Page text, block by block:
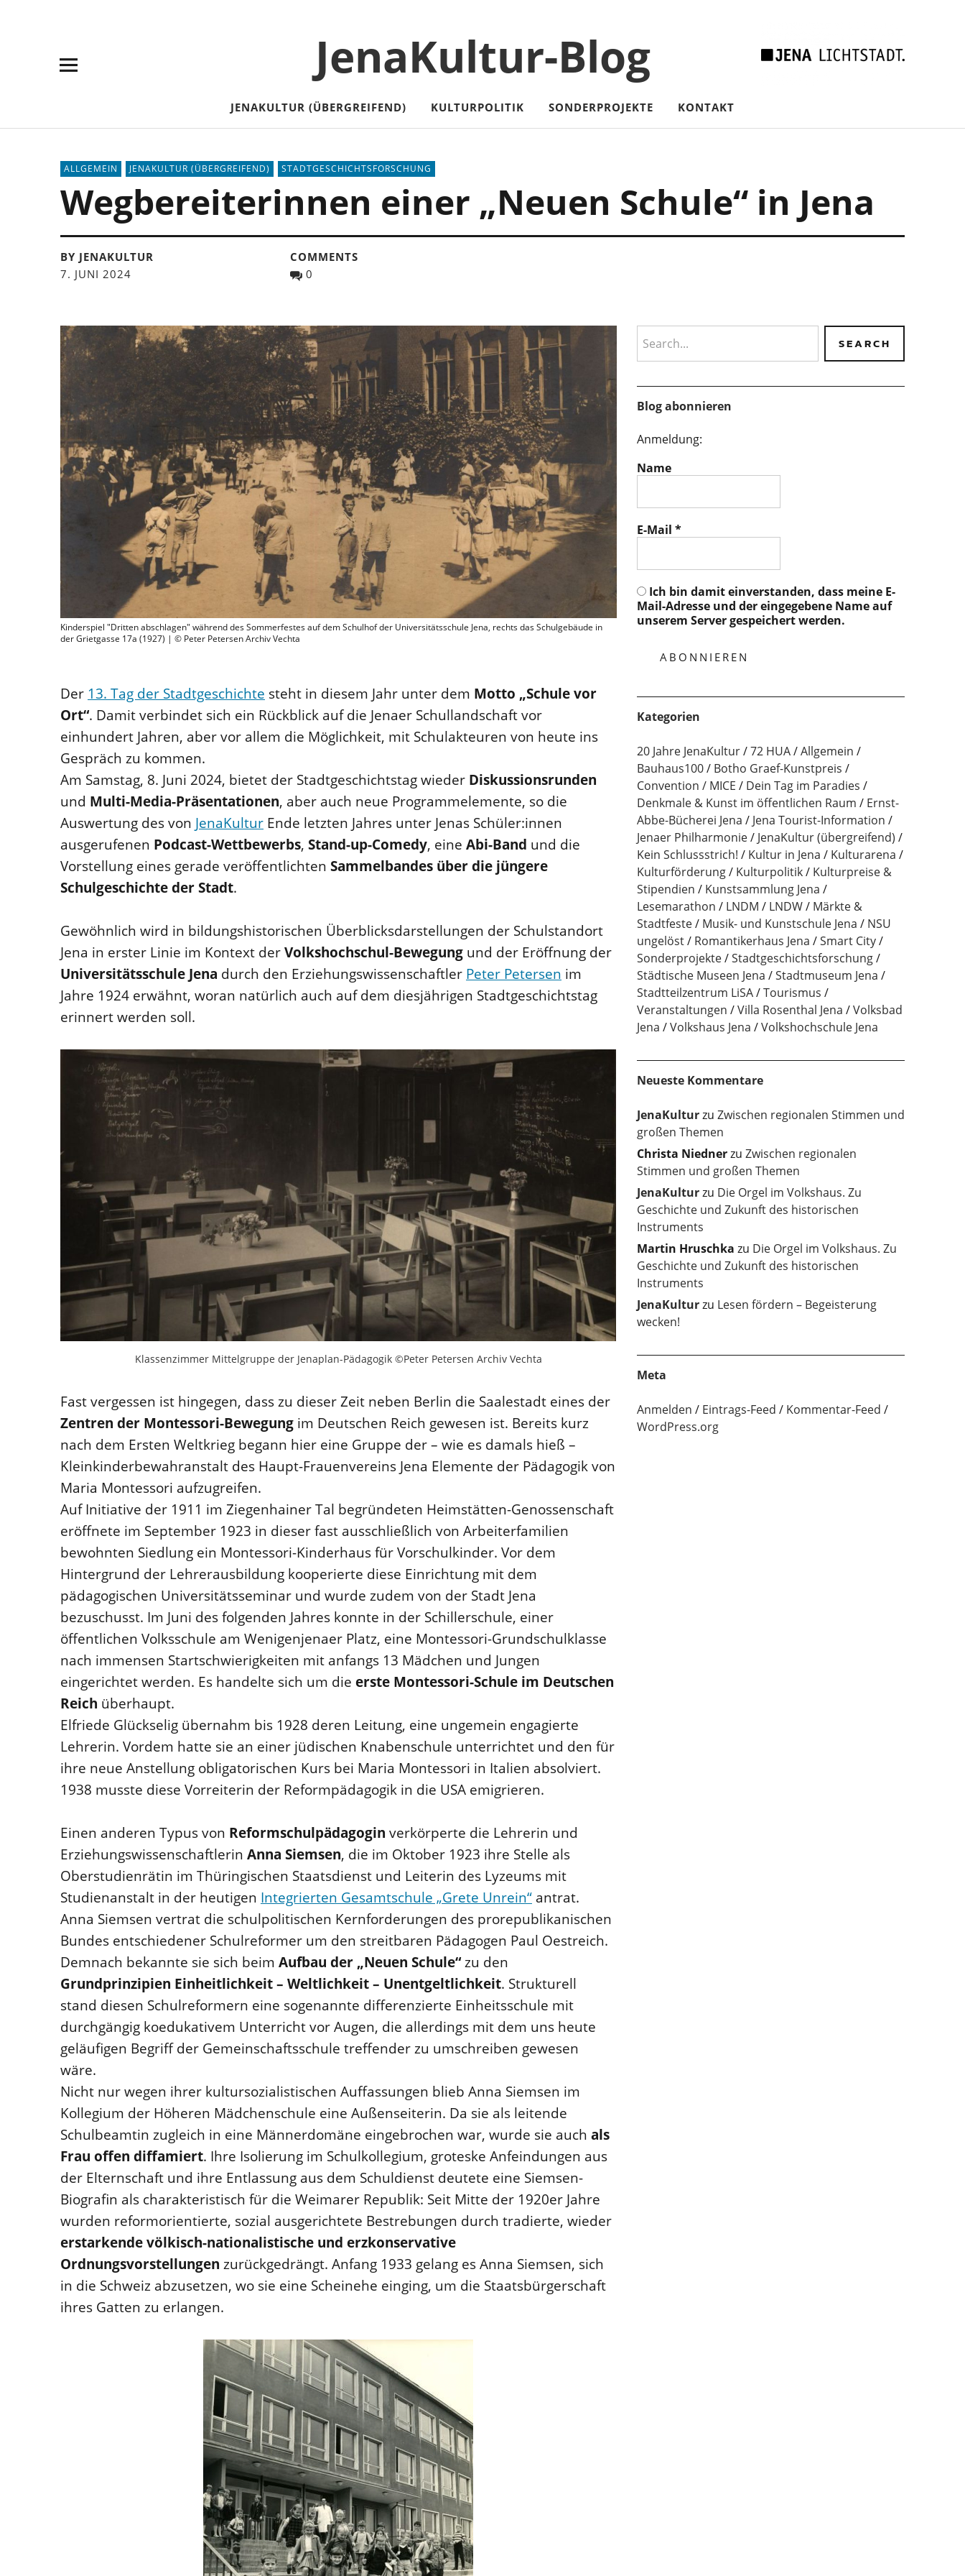
JenaKultur-Blog
JENAKULTUR (ÜBERGREIFEND) KULTURPOLITIK SONDERPROJEKTE KONTAKT
ALLGEMEIN JENAKULTUR (ÜBERGREIFEND) STADTGESCHICHTSFORSCHUNG
Wegbereiterinnen einer „Neuen Schule“ in Jena
BY JENAKULTUR
7. JUNI 2024
COMMENTS
0
Kinderspiel "Dritten abschlagen" während des Sommerfestes auf dem Schulhof der Universitätsschule Jena, rechts das Schulgebäude in
der Grietgasse 17a (1927) | © Peter Petersen Archiv Vechta
Der 13. Tag der Stadtgeschichte steht in diesem Jahr unter dem Motto „Schule vor
Ort“. Damit verbindet sich ein Rückblick auf die Jenaer Schullandschaft vor
einhundert Jahren, aber vor allem die Möglichkeit, mit Schulakteuren von heute ins
Gespräch zu kommen.
Am Samstag, 8. Juni 2024, bietet der Stadtgeschichtstag wieder Diskussionsrunden
und Multi-Media-Präsentationen, aber auch neue Programmelemente, so die
Auswertung des von JenaKultur Ende letzten Jahres unter Jenas Schüler:innen
ausgerufenen Podcast-Wettbewerbs, Stand-up-Comedy, eine Abi-Band und die
Vorstellung eines gerade veröffentlichten Sammelbandes über die jüngere
Schulgeschichte der Stadt.
Gewöhnlich wird in bildungshistorischen Überblicksdarstellungen der Schulstandort
Jena in erster Linie im Kontext derVolkshochschul-Bewegung und der Eröffnung der
Universitätsschule Jena durch den Erziehungswissenschaftler Peter Petersen im
Jahre 1924 erwähnt, woran natürlich auch auf dem diesjährigen Stadtgeschichtstag
erinnert werden soll.
Klassenzimmer Mittelgruppe der Jenaplan-Pädagogik ©Peter Petersen Archiv Vechta
Fast vergessen ist hingegen, dass zu dieser Zeit neben Berlin die Saalestadt eines der
Zentren der Montessori-Bewegung im Deutschen Reich gewesen ist. Bereits kurz
nach dem Ersten Weltkrieg begann hier eine Gruppe der – wie es damals hieß –
Kleinkinderbewahranstalt des Haupt-Frauenvereins Jena Elemente der Pädagogik von
Maria Montessori aufzugreifen.
Auf Initiative der 1911 im Ziegenhainer Tal begründeten Heimstätten-Genossenschaft
eröffnete im September 1923 in dieser fast ausschließlich von Arbeiterfamilien
bewohnten Siedlung ein Montessori-Kinderhaus für Vorschulkinder. Vor dem
Hintergrund der Lehrerausbildung kooperierte diese Einrichtung mit dem
pädagogischen Universitätsseminar und wurde zudem von der Stadt Jena
bezuschusst. Im Juni des folgenden Jahres konnte in der Schillerschule, einer
öffentlichen Volksschule am Wenigenjenaer Platz, eine Montessori-Grundschulklasse
nach immensen Startschwierigkeiten mit anfangs 13 Mädchen und Jungen
eingerichtet werden. Es handelte sich um die erste Montessori-Schule im Deutschen
Reich überhaupt.
Elfriede Glückselig übernahm bis 1928 deren Leitung, eine ungemein engagierte
Lehrerin. Vordem hatte sie an einer jüdischen Knabenschule unterrichtet und den für
ihre neue Anstellung obligatorischen Kurs bei Maria Montessori in Italien absolviert.
1938 musste diese Vorreiterin der Reformpädagogik in die USA emigrieren.
Einen anderen Typus von Reformschulpädagogin verkörperte die Lehrerin und
Erziehungswissenschaftlerin Anna Siemsen, die im Oktober 1923 ihre Stelle als
Oberstudienrätin im Thüringischen Staatsdienst und Leiterin des Lyzeums mit
Studienanstalt in der heutigen Integrierten Gesamtschule „Grete Unrein“ antrat.
Anna Siemsen vertrat die schulpolitischen Kernforderungen des prorepublikanischen
Bundes entschiedener Schulreformer um den streitbaren Pädagogen Paul Oestreich.
Demnach bekannte sie sich beim Aufbau der „Neuen Schule“zu den
Grundprinzipien Einheitlichkeit – Weltlichkeit – Unentgeltlichkeit. Strukturell
stand diesen Schulreformern eine sogenannte differenzierte Einheitsschule mit
durchgängig koedukativem Unterricht vor Augen, die allerdings mit dem uns heute
geläufigen Begriff der Gemeinschaftsschule treffender zu umschreiben gewesen
wäre.
Nicht nur wegen ihrer kultursozialistischen Auffassungen blieb Anna Siemsen im
Kollegium der Höheren Mädchenschule eine Außenseiterin. Da sie als leitende
Schulbeamtin zugleich in eine Männerdomäne eingebrochen war, wurde sie auch als
Frau offen diffamiert. Ihre Isolierung im Schulkollegium, groteske Anfeindungen aus
der Elternschaft und ihre Entlassung aus dem Schuldienst deutete eine Siemsen-
Biografin als charakteristisch für die Weimarer Republik: Seit Mitte der 1920er Jahre
wurden reformorientierte, sozial ausgerichtete Bestrebungen durch tradierte, wieder
erstarkende völkisch-nationalistische und erzkonservative
Ordnungsvorstellungen zurückgedrängt. Anfang 1933 gelang es Anna Siemsen, sich
in die Schweiz abzusetzen, wo sie eine Scheinehe einging, um die Staatsbürgerschaft
ihres Gatten zu erlangen.
Blog abonnieren
Anmeldung:
Name
E-Mail *
Ich bin damit einverstanden, dass meine E-
Mail-Adresse und der eingegebene Name auf
unserem Server gespeichert werden.
Kategorien
20 Jahre JenaKultur 72 HUA
Allgemein
Bauhaus100
Botho Graef-Kunstpreis
Convention / MICE
Dein Tag im Paradies
Denkmale & Kunst im öffentlichen Raum
Ernst-
Abbe-Bücherei Jena
Jena Tourist-Information
Jenaer Philharmonie
JenaKultur (übergreifend)
Kein Schlussstrich!
Kultur in Jena
Kulturarena
Kulturförderung
Kulturpolitik
Kulturpreise &
Stipendien
Kunstsammlung Jena
Lesemarathon
LNDM LNDW
Märkte &
Stadtfeste
Musik- und Kunstschule Jena
NSU
ungelöst
Romantikerhaus Jena
Smart City
Sonderprojekte
Stadtgeschichtsforschung
Städtische Museen Jena
Stadtmuseum Jena
Stadtteilzentrum LiSA
Tourismus
Veranstaltungen
Villa Rosenthal Jena
Volksbad
Jena
Volkshaus Jena Volkshochschule Jena
Neueste Kommentare
JenaKulturzu Zwischen regionalen Stimmen und
großen Themen
Christa Niednerzu Zwischen regionalen
Stimmen und großen Themen
JenaKulturzu Die Orgel im Volkshaus. Zu
Geschichte und Zukunft des historischen
Instruments
Martin Hruschka zu Die Orgel im Volkshaus. Zu
Geschichte und Zukunft des historischen
Instruments
JenaKulturzu Lesen fördern – Begeisterung
wecken!
Meta
Anmelden Eintrags-Feed
Kommentar-Feed
WordPress.org